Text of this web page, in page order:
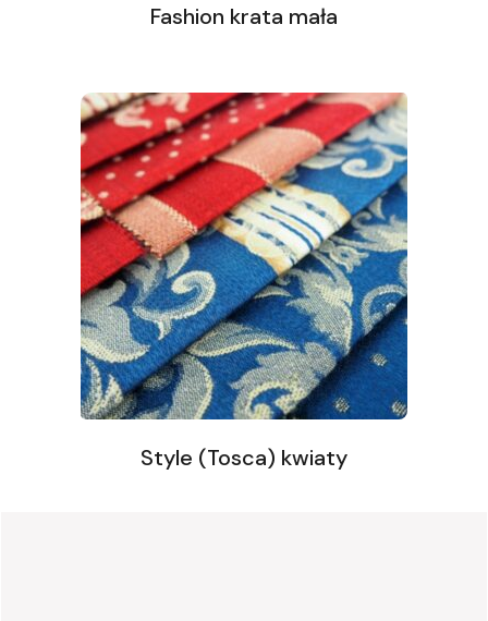
Fashion krata mała
Style (Tosca) kwiaty